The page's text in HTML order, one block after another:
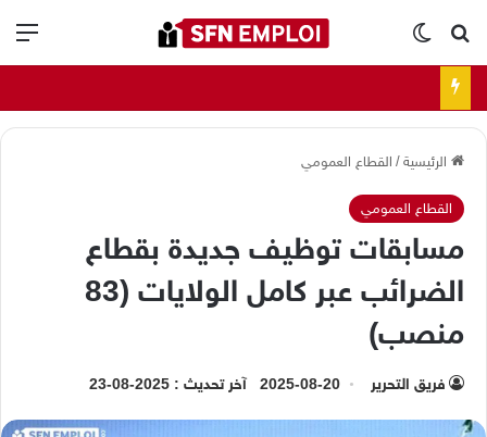
بحث عنالوضع المظلم
الرئيسية/ القطاع العمومي
القطاع العمومي
مسابقات توظيف جديدة بقطاع
الضرائب عبر كامل الولايات (83
منصب)
فريق التحرير 2025-08-20 آخر تحديث : 2025-08-23